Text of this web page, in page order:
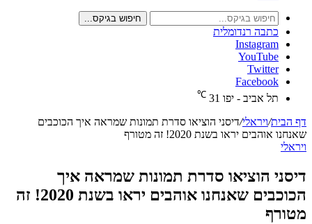
חיפוש בגיקס...
כתבה רנדומלית
Instagram
YouTube
Twitter
Facebook
תל אביב - יפו 31
℃
דף הבית/ויראלי/דיסני הוציאו סדרת תמונות שמראה איך הכוכבים
שאנחנו אוהבים יראו בשנת 2020! זה מטורף
ויראלי
דיסני הוציאו סדרת תמונות שמראה איך
הכוכבים שאנחנו אוהבים יראו בשנת 2020! זה
מטורף